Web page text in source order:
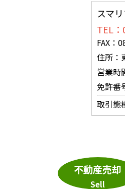
スマ
TEL
FAX：
住所：
営業時
免許番
取引態
不動産売却
Sell